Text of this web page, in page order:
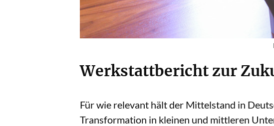
Werkstattbericht zur
Für wie relevant hält der Mittelstand in
Transformation in kleinen und mittleren